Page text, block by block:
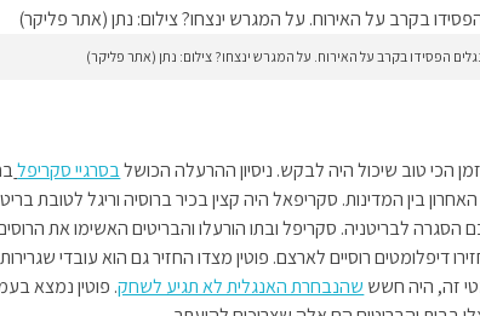
הפסידו בקרב על האירוח. על המגרש ינצחו? צילום: נתן (אתר פליקר)
הכי טוב שיכול היה לבקש. ניסיון ההרעלה הכושלבסרגיי סקריפל
בין המדינות. סקריפאל היה קצין בכיר ברוסיה וריגל לטובת
הסגרה לבריטניה. סקריפל ובתו הורעלו והבריטים האשימו את
14 מדינות החזירו דיפלומטים רוסיים לארצם. פוטין מצדו החזיר גם הוא עובדי
זה, היה חשש שהנבחרת האנגלית לא תגיע לשחק. פוטין נמצא